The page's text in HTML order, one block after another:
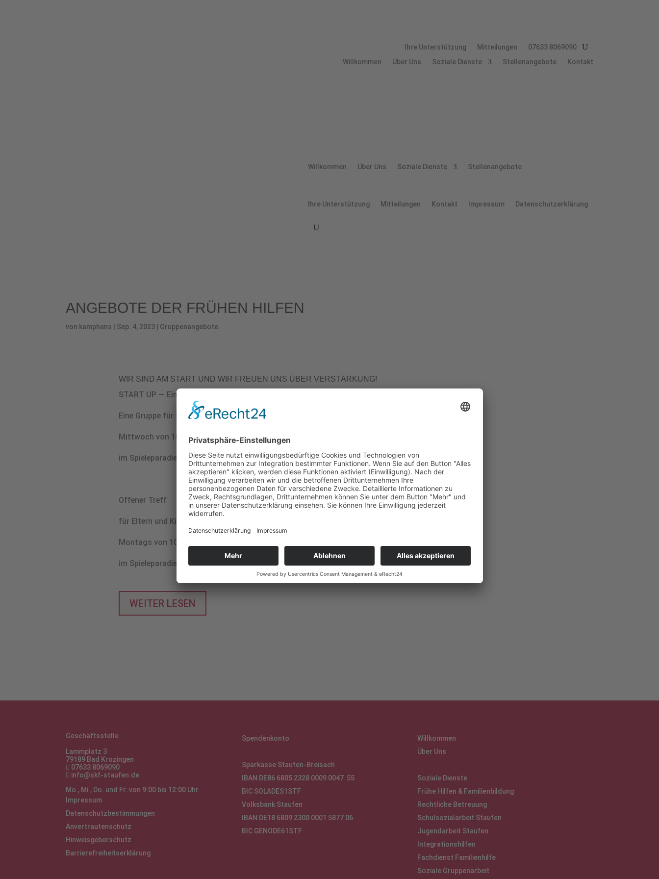
Ihre Unter­stüt­zung Mit­tei­lun­gen
07633 8069090
Will­kom­men
Über Uns Sozia­le Dienste Stel­len­an­ge­bo­te Kon­takt
Will­kom­men Über Uns Sozia­le Dienste Stel­len­an­ge­bo­te
Ihre Unter­stüt­zung Mit­tei­lun­gen Kon­takt Impres­sum Daten­schutz­er­klä­rung
ANGE­BO­TE DER FRÜ­HEN HILFEN
von kamphans | Sep. 4, 2023 | Gruppenangebote
WIR SIND AM START UND WIR FREU­EN UNS ÜBER VERSTÄRKUNG!
START UP — Ein guter Start ins Leben
Eine Grup­pe für Schwan­ge­re, Eltern und Kin­der bis 1,5 Jahren
Mitt­woch von 10.00 bis 11.30 Uhr
im Spie­le­pa­ra­dies der ARCHE
Offe­ner Treff
für Eltern und Kin­der von 1 bis 3 Jahren
Mon­tags von 10.00 bis 11.30 Uhr
im Spie­le­pa­ra­dies der ARCHE
WEI­TER LESEN
Geschäftsstelle
Lammplatz 3
79189 Bad Krozingen
 07633 8069090
 info@skf-staufen.de
Mo., Mi., Do. und Fr. von 9:00 bis 12:00 Uhr
Impressum
Datenschutzbestimmungen
Anvertrautenschutz
Hinweisgeberschutz
Barrierefreiheitserklärung
Spendenkonto
Sparkasse Staufen-Breisach
IBAN DE86 6805 2328 0009 0047 55
BIC SOLADES1STF
Volksbank Staufen
IBAN DE18 6809 2300 0001 5877 06
BIC GENODE61STF
Willkommen
Über Uns
Soziale Dienste
Frühe Hilfen & Familienbildung
Rechtliche Betreuung
Schulsozialarbeit Staufen
Jugendarbeit Staufen
Integrationshilfen
Fachdienst Familienhilfe
Soziale Gruppenarbeit